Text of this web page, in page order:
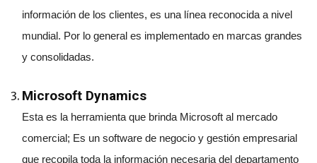
información de los clientes, es una línea reconocida a nivel
mundial. Por lo general es implementado en marcas grandes
y consolidadas.
Microsoft Dynamics
Esta es la herramienta que brinda Microsoft al mercado
comercial; Es un software de negocio y gestión empresarial
que recopila toda la información necesaria del departamento